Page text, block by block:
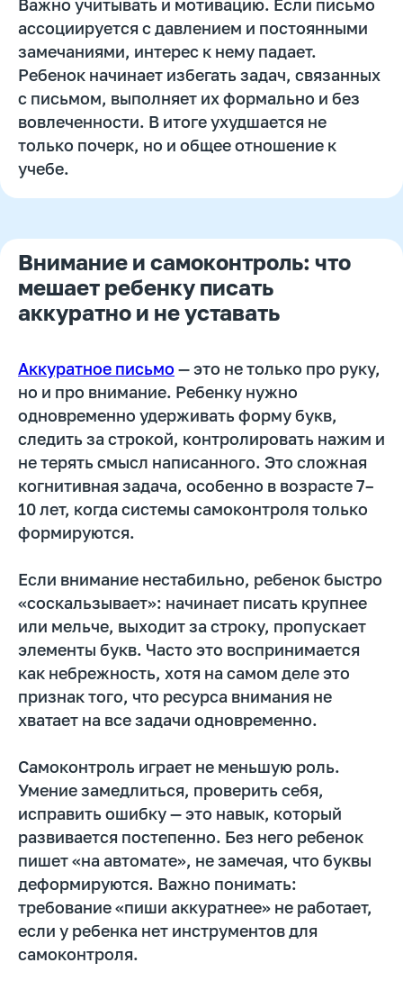
Важно учитывать и мотивацию. Если письмо
ассоциируется с давлением и постоянными
замечаниями, интерес к нему падает.
Ребенок начинает избегать задач, связанных
с письмом, выполняет их формально и без
вовлеченности. В итоге ухудшается не
только почерк, но и общее отношение к
учебе.
Внимание и самоконтроль: что
мешает ребенку писать
аккуратно и не уставать
Аккуратное письмо — это не только про руку,
но и про внимание. Ребенку нужно
одновременно удерживать форму букв,
следить за строкой, контролировать нажим и
не терять смысл написанного. Это сложная
когнитивная задача, особенно в возрасте 7–
10 лет, когда системы самоконтроля только
формируются.
Если внимание нестабильно, ребенок быстро
«соскальзывает»: начинает писать крупнее
или мельче, выходит за строку, пропускает
элементы букв. Часто это воспринимается
как небрежность, хотя на самом деле это
признак того, что ресурса внимания не
хватает на все задачи одновременно.
Самоконтроль играет не меньшую роль.
Умение замедлиться, проверить себя,
исправить ошибку — это навык, который
развивается постепенно. Без него ребенок
пишет «на автомате», не замечая, что буквы
деформируются. Важно понимать:
требование «пиши аккуратнее» не работает,
если у ребенка нет инструментов для
самоконтроля.
Получите пропись-
нейротренажербесплатно
Подпишитесь на нашу рассылку и ТГ-канал
Получить полезные материалы